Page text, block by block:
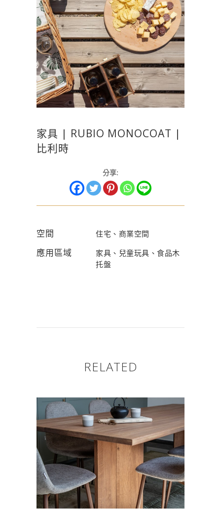
家具 | RUBIO MONOCOAT |
比利時
分享:
空間 住宅、商業空間
應用區域
家具、兒童玩具、食品木
托盤
RELATED